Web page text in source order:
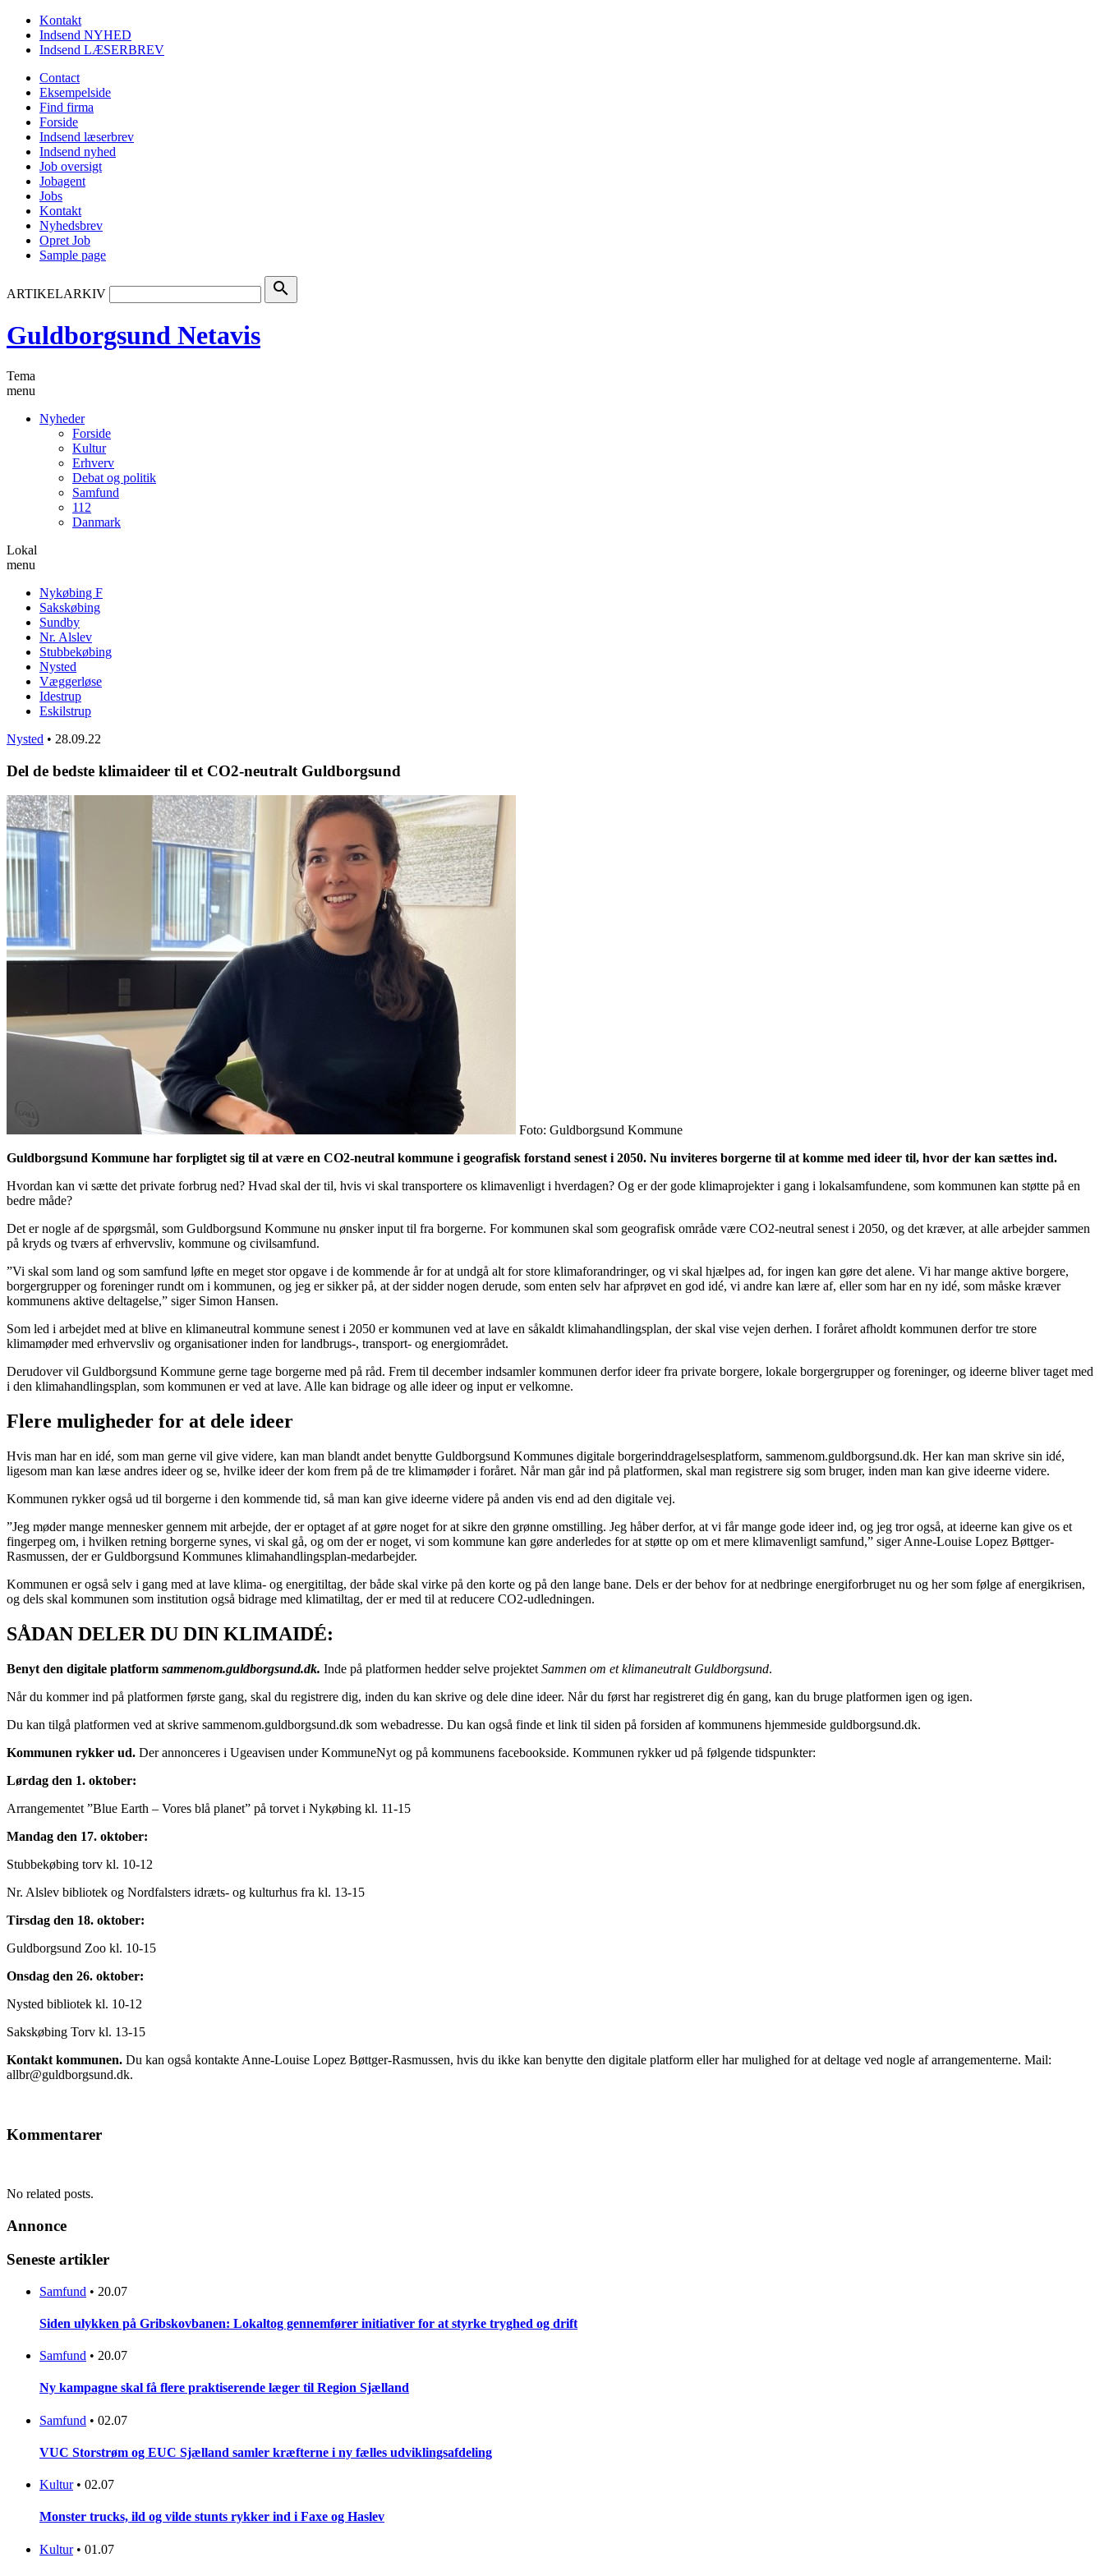
Kontakt
Indsend NYHED
Indsend LÆSERBREV
Contact
Eksempelside
Find firma
Forside
Indsend læserbrev
Indsend nyhed
Job oversigt
Jobagent
Jobs
Kontakt
Nyhedsbrev
Opret Job
Sample page
ARTIKELARKIV search
Guldborgsund Netavis
Tema
menu
Nyheder
Forside
Kultur
Erhverv
Debat og politik
Samfund
112
Danmark
Lokal
menu
Nykøbing F
Sakskøbing
Sundby
Nr. Alslev
Stubbekøbing
Nysted
Væggerløse
Idestrup
Eskilstrup
Nysted • 28.09.22
Del de bedste klimaideer til et CO2-neutralt Guldborgsund
Foto: Guldborgsund Kommune
Guldborgsund Kommune har forpligtet sig til at være en CO2-neutral kommune i geografisk forstand senest i 2050. Nu inviteres borgerne til at komme med ideer til, hvor der kan sættes ind.
Hvordan kan vi sætte det private forbrug ned? Hvad skal der til, hvis vi skal transportere os klimavenligt i hverdagen? Og er der gode klimaprojekter i gang i lokalsamfundene, som kommunen kan støtte på en
bedre måde?
Det er nogle af de spørgsmål, som Guldborgsund Kommune nu ønsker input til fra borgerne. For kommunen skal som geografisk område være CO2-neutral senest i 2050, og det kræver, at alle arbejder sammen
på kryds og tværs af erhvervsliv, kommune og civilsamfund.
”Vi skal som land og som samfund løfte en meget stor opgave i de kommende år for at undgå alt for store klimaforandringer, og vi skal hjælpes ad, for ingen kan gøre det alene. Vi har mange aktive borgere,
borgergrupper og foreninger rundt om i kommunen, og jeg er sikker på, at der sidder nogen derude, som enten selv har afprøvet en god idé, vi andre kan lære af, eller som har en ny idé, som måske kræver
kommunens aktive deltagelse,” siger Simon Hansen.
Som led i arbejdet med at blive en klimaneutral kommune senest i 2050 er kommunen ved at lave en såkaldt klimahandlingsplan, der skal vise vejen derhen. I foråret afholdt kommunen derfor tre store
klimamøder med erhvervsliv og organisationer inden for landbrugs-, transport- og energiområdet.
Derudover vil Guldborgsund Kommune gerne tage borgerne med på råd. Frem til december indsamler kommunen derfor ideer fra private borgere, lokale borgergrupper og foreninger, og ideerne bliver taget med
i den klimahandlingsplan, som kommunen er ved at lave. Alle kan bidrage og alle ideer og input er velkomne.
Flere muligheder for at dele ideer
Hvis man har en idé, som man gerne vil give videre, kan man blandt andet benytte Guldborgsund Kommunes digitale borgerinddragelsesplatform, sammenom.guldborgsund.dk. Her kan man skrive sin idé,
ligesom man kan læse andres ideer og se, hvilke ideer der kom frem på de tre klimamøder i foråret. Når man går ind på platformen, skal man registrere sig som bruger, inden man kan give ideerne videre.
Kommunen rykker også ud til borgerne i den kommende tid, så man kan give ideerne videre på anden vis end ad den digitale vej.
”Jeg møder mange mennesker gennem mit arbejde, der er optaget af at gøre noget for at sikre den grønne omstilling. Jeg håber derfor, at vi får mange gode ideer ind, og jeg tror også, at ideerne kan give os et
fingerpeg om, i hvilken retning borgerne synes, vi skal gå, og om der er noget, vi som kommune kan gøre anderledes for at støtte op om et mere klimavenligt samfund,” siger Anne-Louise Lopez Bøttger-
Rasmussen, der er Guldborgsund Kommunes klimahandlingsplan-medarbejder.
Kommunen er også selv i gang med at lave klima- og energitiltag, der både skal virke på den korte og på den lange bane. Dels er der behov for at nedbringe energiforbruget nu og her som følge af energikrisen,
og dels skal kommunen som institution også bidrage med klimatiltag, der er med til at reducere CO2-udledningen.
SÅDAN DELER DU DIN KLIMAIDÉ:
Benyt den digitale platform sammenom.guldborgsund.dk. Inde på platformen hedder selve projektet Sammen om et klimaneutralt Guldborgsund.
Når du kommer ind på platformen første gang, skal du registrere dig, inden du kan skrive og dele dine ideer. Når du først har registreret dig én gang, kan du bruge platformen igen og igen.
Du kan tilgå platformen ved at skrive sammenom.guldborgsund.dk som webadresse. Du kan også finde et link til siden på forsiden af kommunens hjemmeside guldborgsund.dk.
Kommunen rykker ud. Der annonceres i Ugeavisen under KommuneNyt og på kommunens facebookside. Kommunen rykker ud på følgende tidspunkter:
Lørdag den 1. oktober:
Arrangementet ”Blue Earth – Vores blå planet” på torvet i Nykøbing kl. 11-15
Mandag den 17. oktober:
Stubbekøbing torv kl. 10-12
Nr. Alslev bibliotek og Nordfalsters idræts- og kulturhus fra kl. 13-15
Tirsdag den 18. oktober:
Guldborgsund Zoo kl. 10-15
Onsdag den 26. oktober:
Nysted bibliotek kl. 10-12
Sakskøbing Torv kl. 13-15
Kontakt kommunen. Du kan også kontakte Anne-Louise Lopez Bøttger-Rasmussen, hvis du ikke kan benytte den digitale platform eller har mulighed for at deltage ved nogle af arrangementerne. Mail:
allbr@guldborgsund.dk.
Kommentarer
No related posts.
Annonce
Seneste artikler
Samfund • 20.07
Siden ulykken på Gribskovbanen: Lokaltog gennemfører initiativer for at styrke tryghed og drift
Samfund • 20.07
Ny kampagne skal få flere praktiserende læger til Region Sjælland
Samfund • 02.07
VUC Storstrøm og EUC Sjælland samler kræfterne i ny fælles udviklingsafdeling
Kultur • 02.07
Monster trucks, ild og vilde stunts rykker ind i Faxe og Haslev
Kultur • 01.07